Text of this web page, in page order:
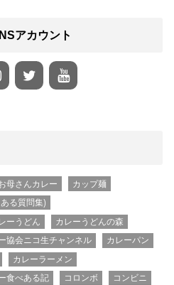
アカウント
母さんカレー
カップ麺
る質問集)
ーうどん
カレーうどんの森
協会ニコ生チャンネル
カレーパン
カレーラーメン
食べある記 コロンボ
コンビニ